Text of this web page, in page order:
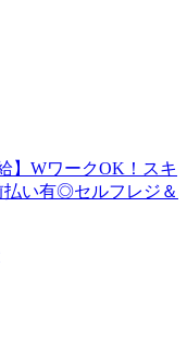
】WワークOK！スキ
い有◎セルフレジ＆